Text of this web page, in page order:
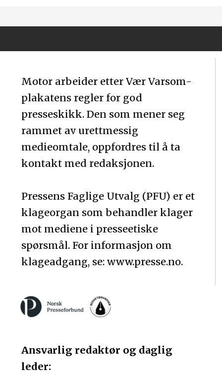
Motor arbeider etter Vær Varsom-
plakatens regler for god
presseskikk. Den som mener seg
rammet av urettmessig
medieomtale, oppfordres til å ta
kontakt med redaksjonen.
Pressens Faglige Utvalg (PFU) er et
klageorgan som behandler klager
mot mediene i presseetiske
spørsmål. For informasjon om
klageadgang, se: www.presse.no.
Ansvarlig redaktør og daglig
leder: